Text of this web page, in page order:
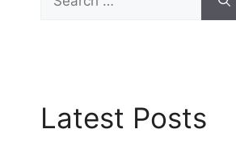
for:
Latest Posts